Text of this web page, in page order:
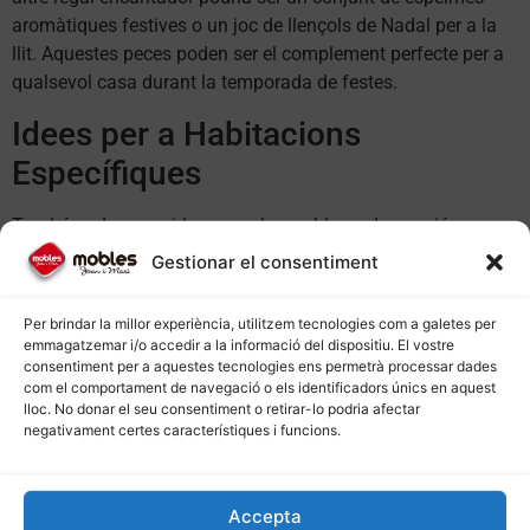
Gestionar el consentiment
Per brindar la millor experiència, utilitzem tecnologies com a galetes per
emmagatzemar i/o accedir a la informació del dispositiu. El vostre
consentiment per a aquestes tecnologies ens permetrà processar dades
com el comportament de navegació o els identificadors únics en aquest
lloc. No donar el seu consentiment o retirar-lo podria afectar
negativament certes característiques i funcions.
Accepta
aromàtiques festives o un joc de llençols de Nadal per a la
llit. Aquestes peces poden ser el complement perfecte per a
qualsevol casa durant la temporada de festes.
Idees per a Habitacions
Específiques
També podeu considerar regalar mobles o decoració
específica per a determinades habitacions. Per exemple, per
a lahabitació de matrimoni
juvenil, considereu regalar un escriptori funcional o una
còmoda amb un disseny fresc i juvenil. Aquestes idees de
regals no només són útils, sinó que també poden ajudar a
renovar l’espai.